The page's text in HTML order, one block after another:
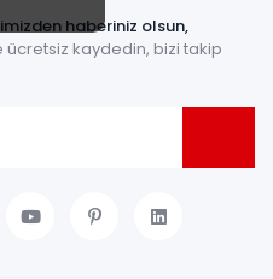
haberiniz olsun,
kaydedin, bizi takip